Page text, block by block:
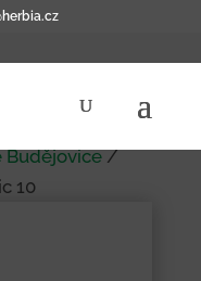
Budějovice/
10